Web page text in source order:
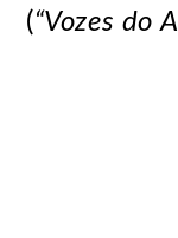
(“Vozes do